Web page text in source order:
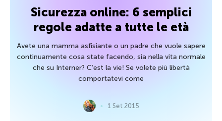
Sicurezza online: 6 semplici
regole adatte a tutte le età
Avete una mamma asfisiante o un padre che vuole sapere
continuamente cosa state facendo, sia nella vita normale
che su Interner? C’est la vie! Se volete più libertà
comportatevi come
1 Set 2015